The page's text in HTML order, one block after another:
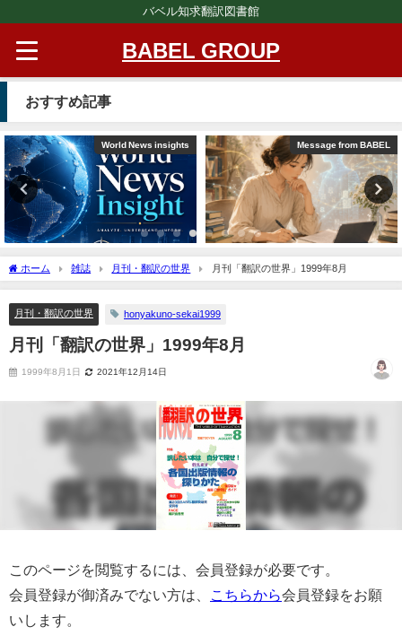
バベル知求翻訳図書館
BABEL GROUP
おすすめ記事
World News insights Message from BABEL
ホーム 雑誌 月刊・翻訳の世界 月刊「翻訳の世界」1999年8月
月刊・翻訳の世界 honyakuno-sekai1999
月刊「翻訳の世界」1999年8月
1999年8月1日 2021年12月14日
このページを閲覧するには、会員登録が必要です。
会員登録が御済みでない方は、
こちらから会員登録をお願
いします。